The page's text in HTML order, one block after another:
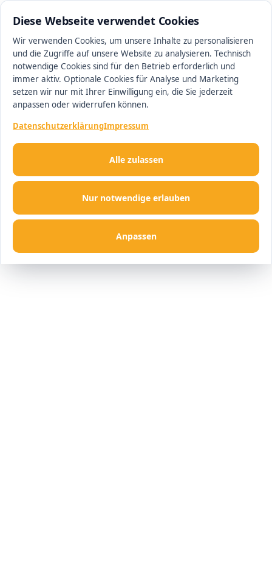
Diese Webseite verwendet Cookies
Wir verwenden Cookies, um unsere Inhalte zu personalisieren
und die Zugriffe auf unsere Website zu analysieren. Technisch
notwendige Cookies sind für den Betrieb erforderlich und
immer aktiv. Optionale Cookies für Analyse und Marketing
setzen wir nur mit Ihrer Einwilligung ein, die Sie jederzeit
anpassen oder widerrufen können.
DatenschutzerklärungImpressum
Nur notwendige erlauben
Anpassen
Alle zulassen